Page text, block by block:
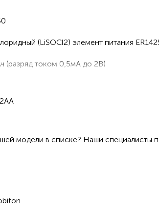
(LiSOCl2) элемент питания
(разряд током 0,5мА до 2В)
50мА
100мА
током 20мА в течение 15 минут
модели в списке? Наши специалисты